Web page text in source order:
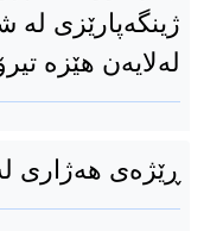
ژینگەپارێزی لە
لەلایەن هێزە
ڕێژەی هەژاری لە